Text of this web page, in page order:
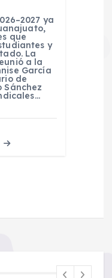
ya
que
y
La
a la
García
de
Sánchez